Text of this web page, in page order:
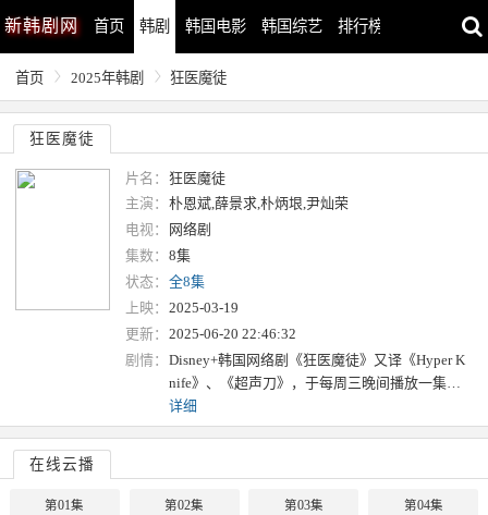
新韩剧网 首页 韩剧 韩国电影 韩国综艺 排行榜
首页 2025年韩剧 狂医魔徒
狂医魔徒
片名： 狂医魔徒
主演： 朴恩斌,薛景求,朴炳垠,尹灿荣
电视：
网络剧
集数： 8集
状态： 全8集
上映： 2025-03-19
更新： 2025-06-20 22:46:32
剧情： Disney+韩国网络剧《狂医魔徒》又译《Hyper K
nife》、《超声刀》，于每周三晚间播放一集…
详细
在线云播
第01集 第02集 第03集 第04集